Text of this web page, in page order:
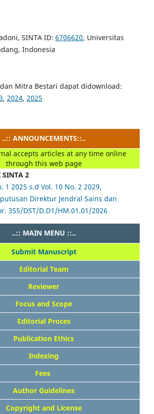
SINTA ID: 6706620, Universitas
Indonesia
dan Mitra Bestari dapat didownload:
, 2024, 2025
..:: ANNOUNCEMENTS::..
accepts articles at any time online
through this web page
SINTA 2
1 2025 s.d Vol. 10 No. 2 2029,
Direktur Jendral Sains dan
355/DST/D.D1/HM.01.01/2026
..:: MAIN MENU ::..
Submit Manuscript
Editorial Team
Reviewer
Focus and Scope
Editorial Proces
Publication Ethics
Indexing
Fees
Author Guidelines
Copyright and License